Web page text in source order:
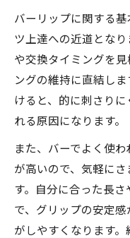
バーリップに関する
ツ上達への近道とな
や交換タイミングを
ングの維持に直結し
けると、的に刺さり
れる原因になります。
また、バーでよく使
が高いので、気軽に
す。自分に合った長
で、グリップの安定
がしやすくなります